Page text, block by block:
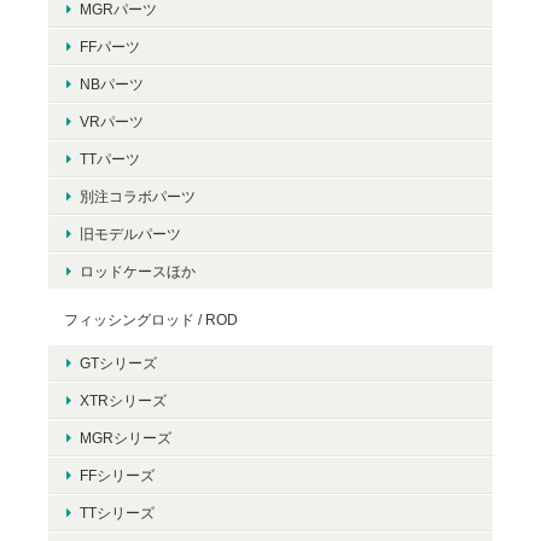
MGRパーツ
FFパーツ
NBパーツ
VRパーツ
TTパーツ
別注コラボパーツ
旧モデルパーツ
ロッドケースほか
フィッシングロッド / ROD
GTシリーズ
XTRシリーズ
MGRシリーズ
FFシリーズ
TTシリーズ